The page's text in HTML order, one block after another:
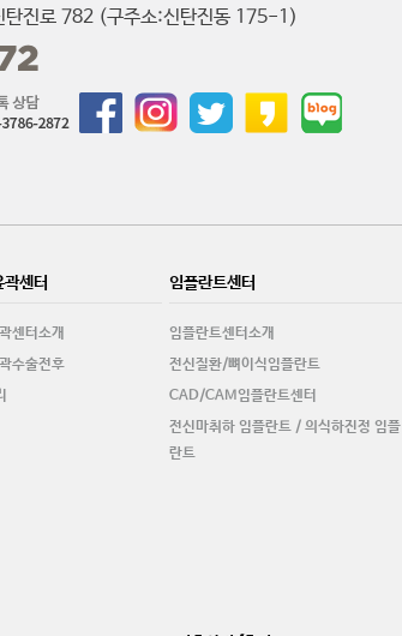
탄진로 782 (구주소:신탄진동 175-1)
센터
센터소개
수술전후
임플란트센터
임플란트센터소개
전신질환/뼈이식임플란트
CAD/CAM임플란트센터
전신마취하 임플란트 / 의식하진정 임플
란트